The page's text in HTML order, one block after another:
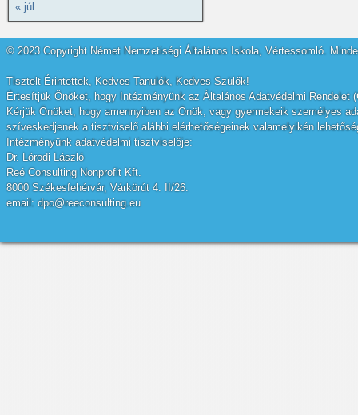
« júl
© 2023 Copyright Német Nemzetiségi Általános Iskola, Vértessomló.
Tisztelt Érintettek, Kedves Tanulók, Kedves Szülők!
Értesítjük Önöket, hogy Intézményünk az Általános Adatvédelmi
Kérjük Önöket, hogy amennyiben az Önök, vagy gyermekeik személyes
szíveskedjenek a tisztviselő alábbi elérhetőségeinek valamelyikén
Intézményünk adatvédelmi tisztviselője:
Dr. Lórodi László
Reé Consulting Nonprofit Kft.
8000 Székesfehérvár, Várkörút 4. II/26.
email: dpo@reeconsulting.eu